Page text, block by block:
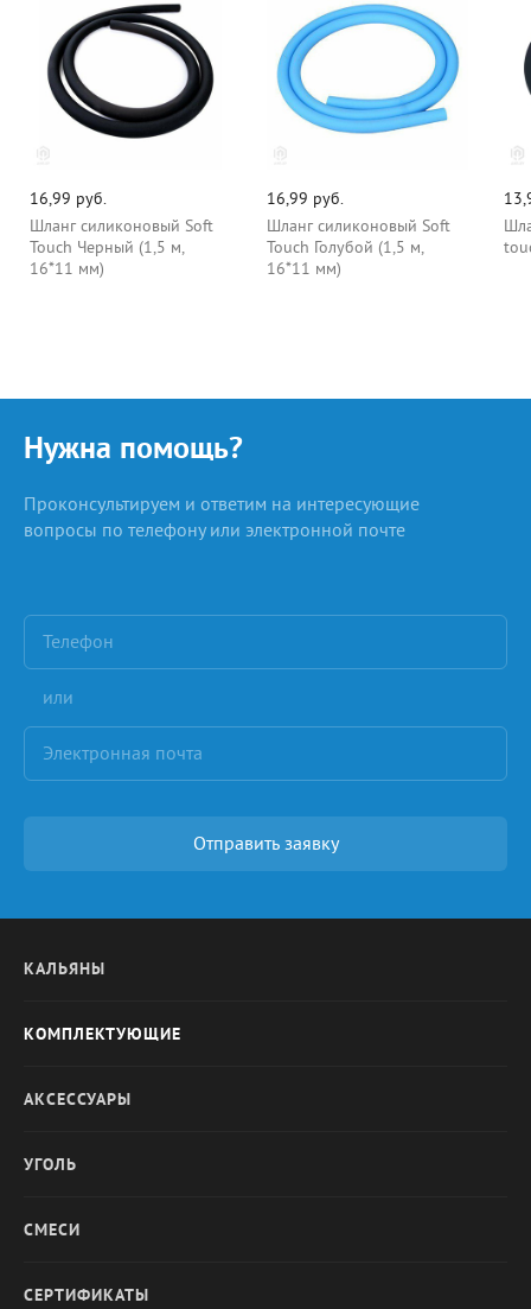
16,99 руб.
Шланг силиконовый Soft
Touch Черный (1,5 м,
16*11 мм)
16,99 руб.
Шланг силиконовый Soft
Touch Голубой (1,5 м,
16*11 мм)
Нужна помощь?
Проконсультируем и ответим на интересующие
вопросы по телефону или электронной почте
или
Отправить заявку
КАЛЬЯНЫ
КОМПЛЕКТУЮЩИЕ
АКСЕССУАРЫ
УГОЛЬ
СМЕСИ
СЕРТИФИКАТЫ